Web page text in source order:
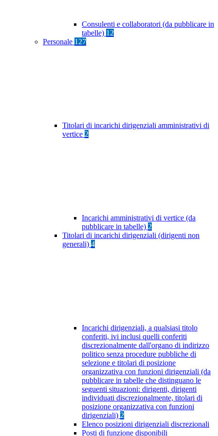
Consulenti e collaboratori (da pubblicare in
tabelle) 12
Personale 127
Titolari di incarichi dirigenziali amministrativi di
vertice 2
Incarichi amministrativi di vertice (da
pubblicare in tabelle) 2
Titolari di incarichi dirigenziali (dirigenti non
generali) 4
Incarichi dirigenziali, a qualsiasi titolo
conferiti, ivi inclusi quelli conferiti
discrezionalmente dall'organo di indirizzo
politico senza procedure pubbliche di
selezione e titolari di posizione
organizzativa con funzioni dirigenziali (da
pubblicare in tabelle che distinguano le
seguenti situazioni: dirigenti, dirigenti
individuati discrezionalmente, titolari di
posizione organizzativa con funzioni
dirigenziali) 2
Elenco posizioni dirigenziali discrezionali
Posti di funzione disponibili